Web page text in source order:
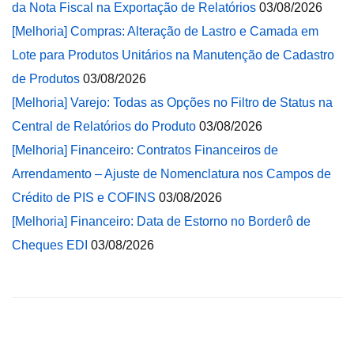
da Nota Fiscal na Exportação de Relatórios 03/08/2026
[Melhoria] Compras: Alteração de Lastro e Camada em
Lote para Produtos Unitários na Manutenção de Cadastro
de Produtos 03/08/2026
[Melhoria] Varejo: Todas as Opções no Filtro de Status na
Central de Relatórios do Produto 03/08/2026
[Melhoria] Financeiro: Contratos Financeiros de
Arrendamento – Ajuste de Nomenclatura nos Campos de
Crédito de PIS e COFINS 03/08/2026
[Melhoria] Financeiro: Data de Estorno no Borderô de
Cheques EDI 03/08/2026